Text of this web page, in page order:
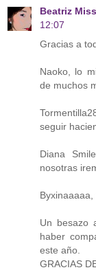
Beatriz
12:07
Gracias a
Naoko, lo
de muchos
seguir
Diana
nosotras
Un besazo
haber
este año.
GRACIAS